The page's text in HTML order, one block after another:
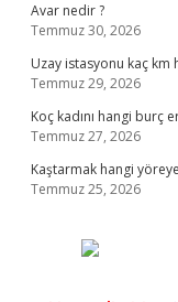
Avar nedir ?
Temmuz 30, 2026
Uzay istasyonu kaç km
Temmuz 29, 2026
Koç kadını hangi burç
Temmuz 27, 2026
Kaştarmak hangi
Temmuz 25, 2026